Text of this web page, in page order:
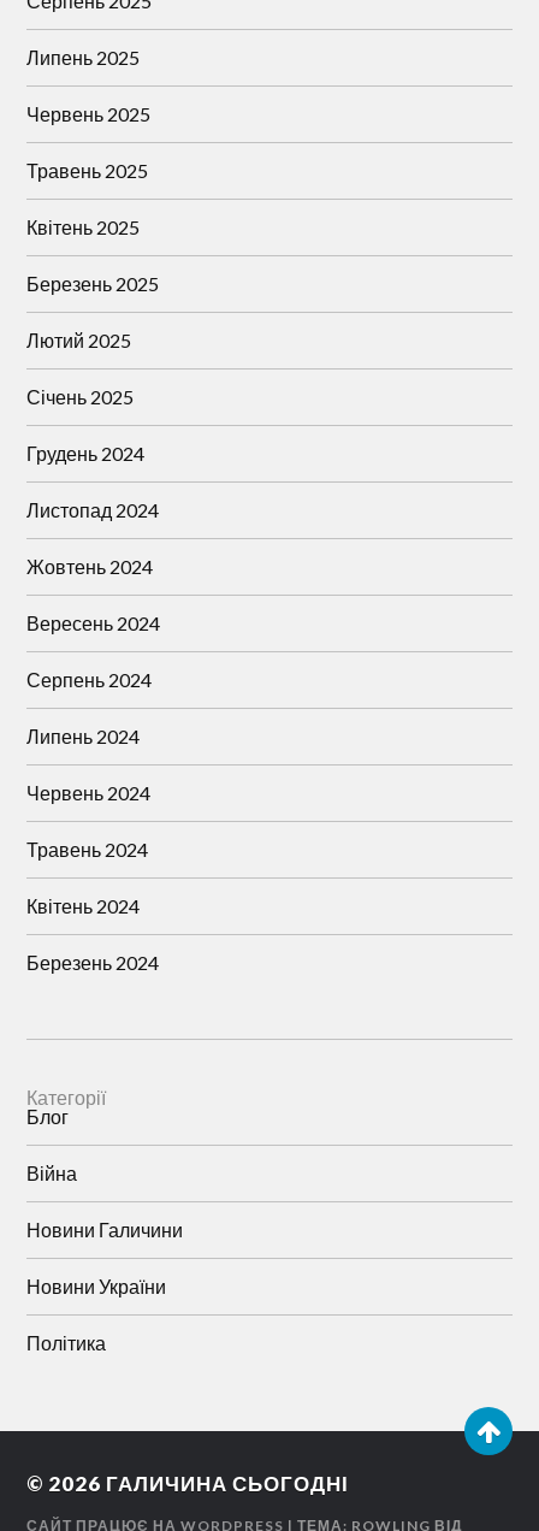
Липень 2025
Червень 2025
Травень 2025
Квітень 2025
Березень 2025
Лютий 2025
Січень 2025
Грудень 2024
Листопад 2024
Жовтень 2024
Вересень 2024
Серпень 2024
Липень 2024
Червень 2024
Травень 2024
Квітень 2024
Березень 2024
Категорії
Блог
Війна
Новини Галичини
Новини України
Політика
© 2026 ГАЛИЧИНА СЬОГОДНІ
САЙТ ПРАЦЮЄ НА WORDPRESS | ТЕМА: ROWLING ВІД